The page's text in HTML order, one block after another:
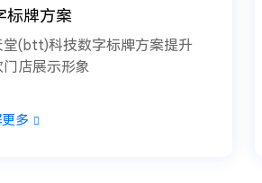
标牌方案
堂(btt)科技数字标牌方案提升
门店展示形象
多